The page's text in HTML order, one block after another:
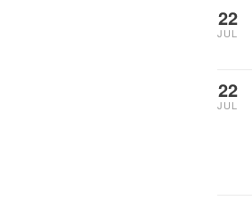
22
JUL
22
JUL